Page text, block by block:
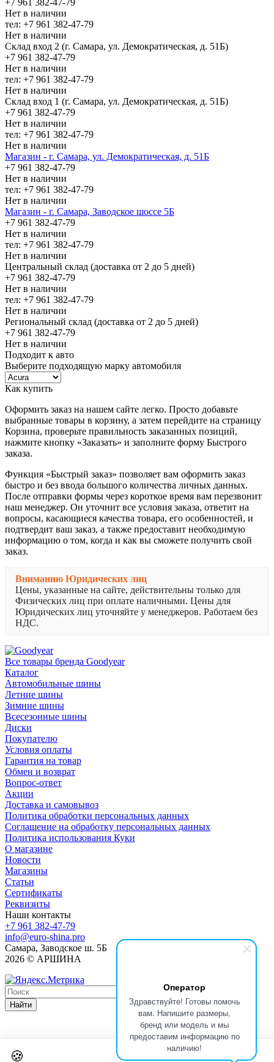
Оператор
Здравствуйте! Готовы помочь
вам. Напишите размеры,
бренд или модель и мы
предоставим информацию по
наличию!
Нет в наличии
тел: +7 961 382-47-79
Нет в наличии
Склад вход 2 (г. Самара, ул. Демократическая, д. 51Б)
+7 961 382-47-79
Нет в наличии
тел: +7 961 382-47-79
Нет в наличии
Склад вход 1 (г. Самара, ул. Демократическая, д. 51Б)
+7 961 382-47-79
Нет в наличии
тел: +7 961 382-47-79
Нет в наличии
Магазин - г. Самара, ул. Демократическая, д. 51Б
+7 961 382-47-79
Нет в наличии
тел: +7 961 382-47-79
Нет в наличии
Магазин - г. Самара, Заводское шоссе 5Б
+7 961 382-47-79
Нет в наличии
тел: +7 961 382-47-79
Нет в наличии
Центральный склад (доставка от 2 до 5 дней)
+7 961 382-47-79
Нет в наличии
тел: +7 961 382-47-79
Нет в наличии
Региональный склад (доставка от 2 до 5 дней)
+7 961 382-47-79
Нет в наличии
Подходит к авто
Выберите подходящую марку автомобиля
Как купить
Оформить заказ на нашем сайте легко. Просто добавьте
выбранные товары в корзину, а затем перейдите на страницу
Корзина, проверьте правильность заказанных позиций,
нажмите кнопку «Заказать» и заполните форму Быстрого
заказа.
Функция «Быстрый заказ» позволяет вам оформить заказ
быстро и без ввода большого количества личных данных.
После отправки формы через короткое время вам перезвонит
наш менеджер. Он уточнит все условия заказа, ответит на
вопросы, касающиеся качества товара, его особенностей, и
подтвердит ваш заказ, а также предоставит необходимую
информацию о том, когда и как вы сможете получить свой
заказ.
Вниманию Юридических лиц
Цены, указанные на сайте, действительны только для
Физических лиц при оплате наличными. Цены для
Юридических лиц уточняйте у менеджеров. Работаем без
НДС.
Все товары бренда Goodyear
Каталог
Автомобильные шины
Летние шины
Зимние шины
Всесезонные шины
Диски
Покупателю
Условия оплаты
Гарантия на товар
Обмен и возврат
Вопрос-ответ
Акции
Доставка и самовывоз
Политика обработки персональных данных
Соглашение на обработку персональных данных
Политика использования Куки
О магазине
Новости
Магазины
Статьи
Сертификаты
Реквизиты
Наши контакты
+7 961 382-47-79
info@euro-shina.pro
Самара, Заводское ш. 5Б
2026 © АРШИНА
Найти
🍪